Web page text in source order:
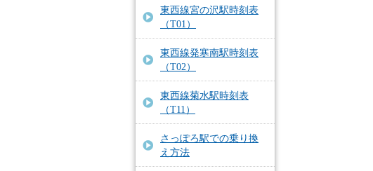
東西線宮の沢駅時刻表
（T01）
東西線発寒南駅時刻表
（T02）
東西線菊水駅時刻表
（T11）
さっぽろ駅での乗り換
え方法